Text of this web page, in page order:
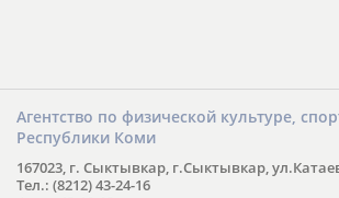
Агентство по физической культуре,
Республики Коми
167023, г. Сыктывкар, г.Сыктывкар,
Тел.: (8212) 43-24-16